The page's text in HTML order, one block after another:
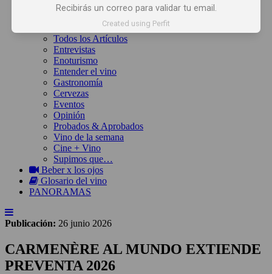
Inicio
Todos los Artículos
Entrevistas
Enoturismo
Entender el vino
Gastronomía
Cervezas
Eventos
Opinión
Probados & Aprobados
Vino de la semana
Cine + Vino
Supimos que…
Beber x los ojos
Glosario del vino
PANORAMAS
Publicación: 26 junio 2026
CARMENÈRE AL MUNDO EXTIENDE
PREVENTA 2026
Recibirás un correo para validar tu email.
Created using Perfit